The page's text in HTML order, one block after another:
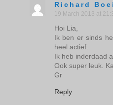
Richard
19 March 2013 at
Hoi Lia,
Ik ben er sinds
heel actief.
Ik heb inderdaad
Ook super leuk.
Gr
Reply